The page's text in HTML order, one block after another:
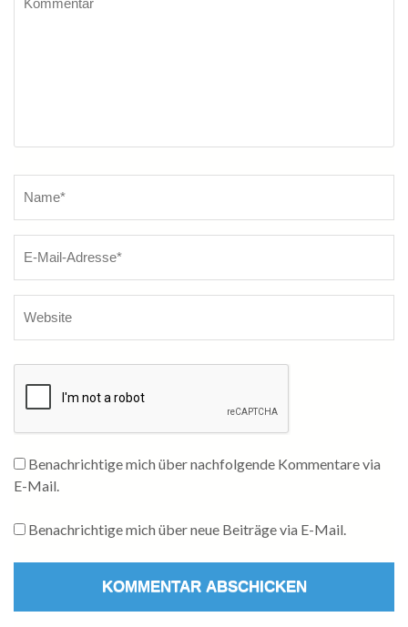
Benachrichtige mich über nachfolgende Kommentare via
E-Mail.
Benachrichtige mich über neue Beiträge via E-Mail.